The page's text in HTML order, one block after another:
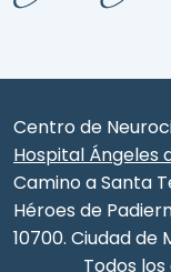
Centro de
Hospital Ángeles
Camino a Santa
Héroes de
10700. Ciudad de
Todos